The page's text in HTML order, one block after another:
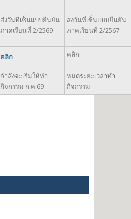
ส่งวันที่เซ็นแบบยืนยัน
ภาคเรียนที่ 2/2569
ส่งวันที่เซ็นแบบยืนยัน
ภาคเรียนที่ 2/2567
คลิก คลิก
กำลังจะเริ่มให้ทำ
กิจกรรม ก.ค.69
หมดระยะเวลาทำ
กิจกรรม